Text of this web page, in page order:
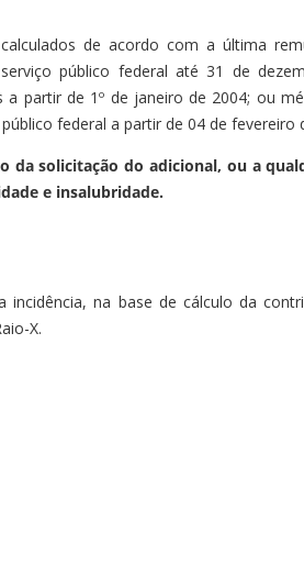
de acordo com a última
público federal até 31 de
a partir de 1º de janeiro de 2004; ou
federal a partir de 04 de fevereiro
solicitação do adicional, ou a
e insalubridade.
na base de cálculo da
X.